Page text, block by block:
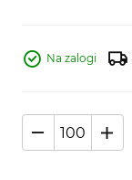
Na zalogi